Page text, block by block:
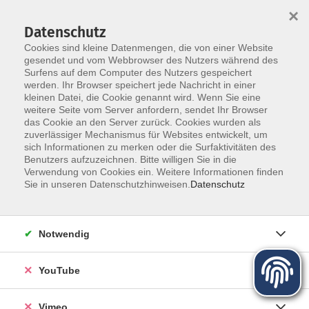
Zum Hauptinhalt springen
Der Kurs konnte nicht gefunden werden.
Über uns
Kursleiter
Partner und Referenzen
Datenschutz
Cookies sind kleine Datenmengen, die von einer Website
gesendet und vom Webbrowser des Nutzers während des
Surfens auf dem Computer des Nutzers gespeichert
werden. Ihr Browser speichert jede Nachricht in einer
kleinen Datei, die Cookie genannt wird. Wenn Sie eine
weitere Seite vom Server anfordern, sendet Ihr Browser
das Cookie an den Server zurück. Cookies wurden als
zuverlässiger Mechanismus für Websites entwickelt, um
sich Informationen zu merken oder die Surfaktivitäten des
Benutzers aufzuzeichnen. Bitte willigen Sie in die
Verwendung von Cookies ein. Weitere Informationen finden
Sie in unseren Datenschutzhinweisen. Datenschutz
×
Notwendig
YouTube